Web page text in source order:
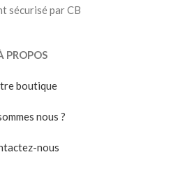
sécurisé par CB
PROPOS
boutique
nous ?
nous